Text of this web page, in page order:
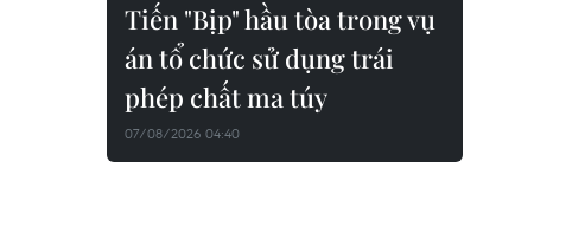
Tiến "Bịp" hầu tòa trong vụ
án tổ chức sử dụng trái
phép chất ma túy
07/08/2026 04:40